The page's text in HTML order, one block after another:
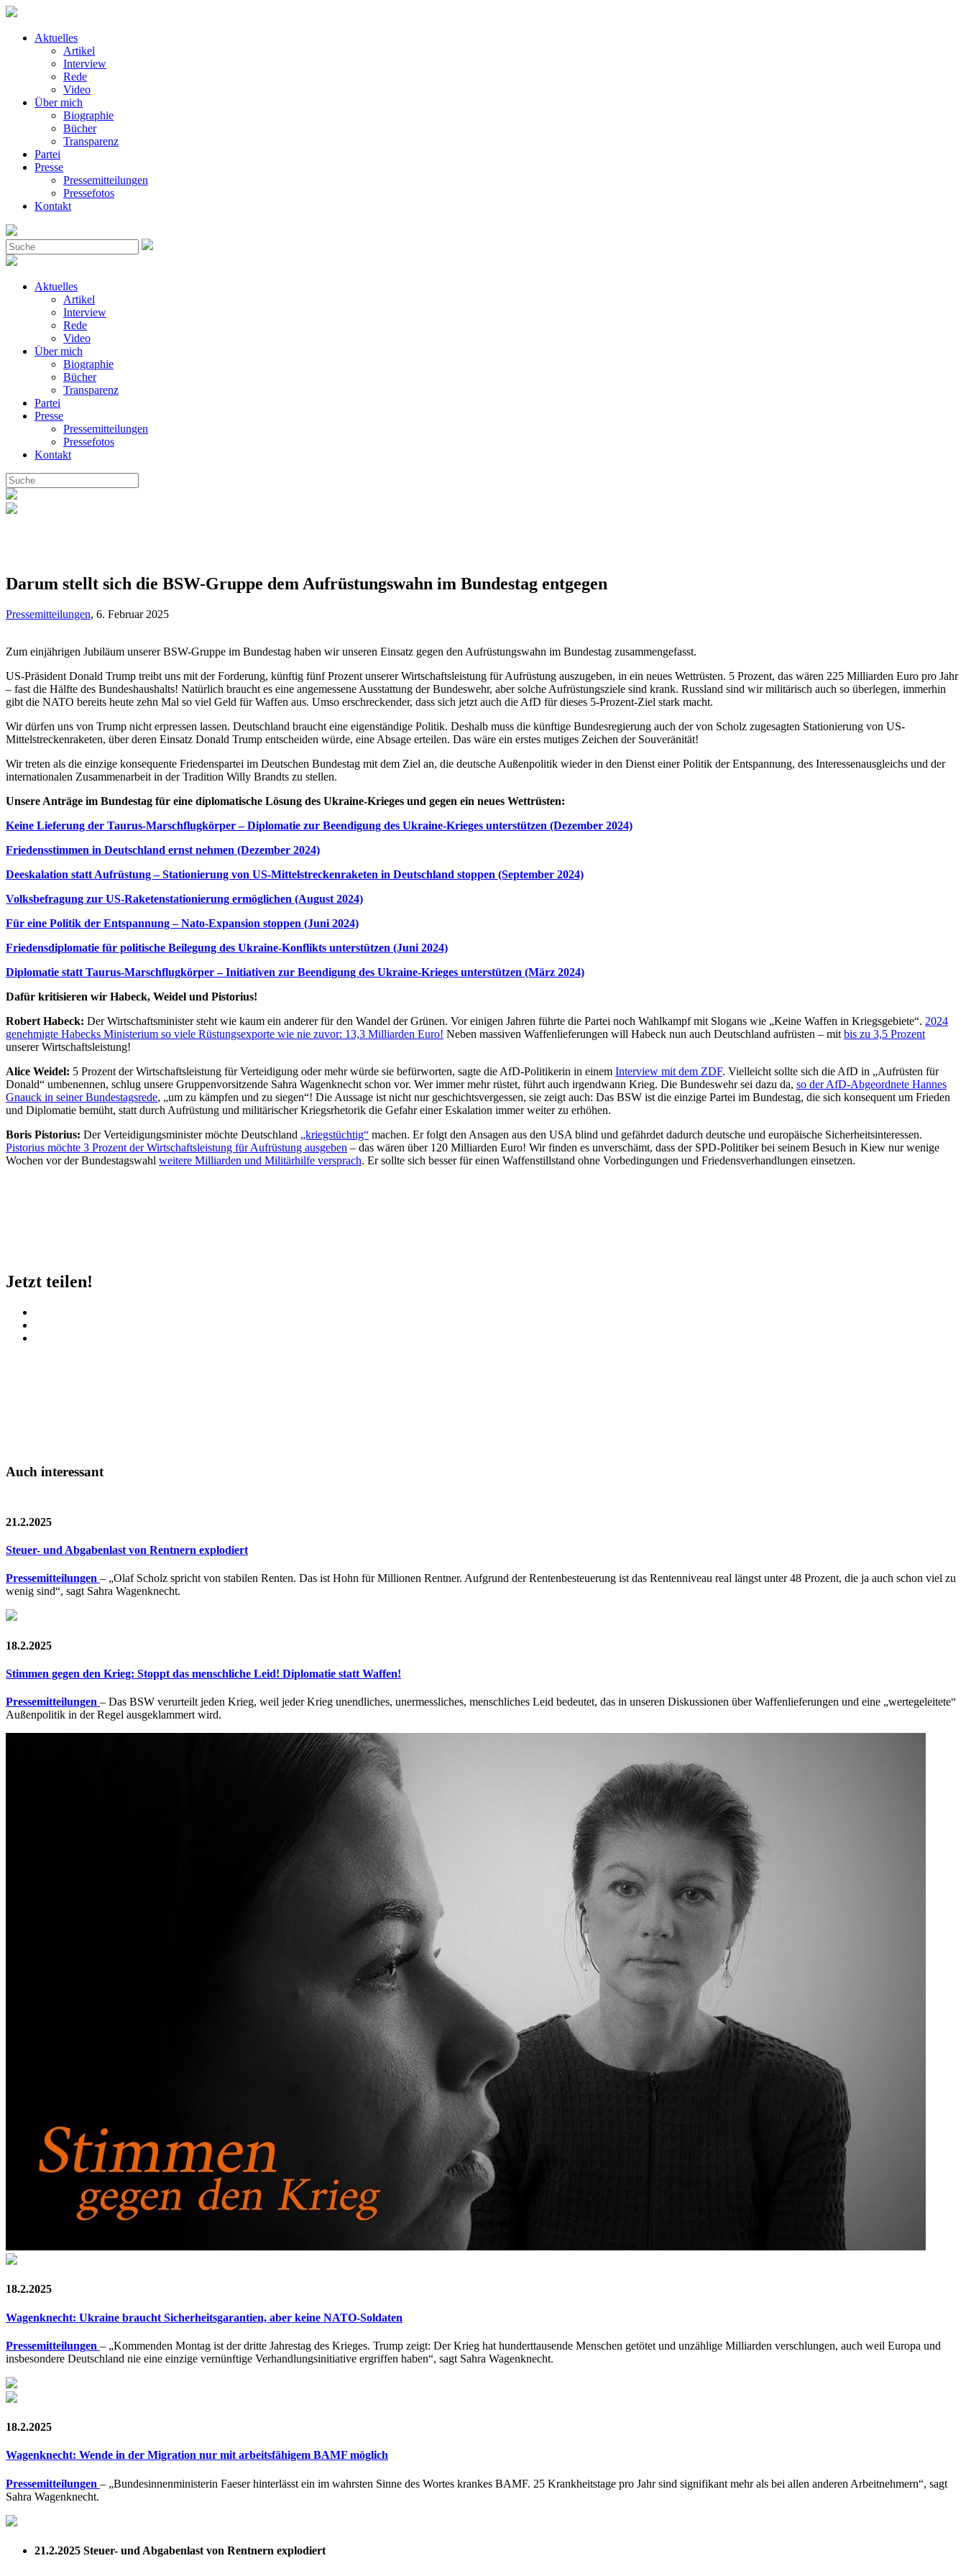
Aktuelles
Artikel
Interview
Rede
Video
Über mich
Biographie
Bücher
Transparenz
Partei
Presse
Pressemitteilungen
Pressefotos
Kontakt
Aktuelles
Artikel
Interview
Rede
Video
Über mich
Biographie
Bücher
Transparenz
Partei
Presse
Pressemitteilungen
Pressefotos
Kontakt
Darum stellt sich die BSW-Gruppe dem Aufrüstungswahn im Bundestag entgegen
Pressemitteilungen, 6. Februar 2025
Zum einjährigen Jubiläum unserer BSW-Gruppe im Bundestag haben wir unseren Einsatz gegen den Aufrüstungswahn im Bundestag zusammengefasst.
US-Präsident Donald Trump treibt uns mit der Forderung, künftig fünf Prozent unserer Wirtschaftsleistung für Aufrüstung auszugeben, in ein neues Wettrüsten. 5 Prozent, das wären 225 Milliarden Euro pro Jahr
– fast die Hälfte des Bundeshaushalts! Natürlich braucht es eine angemessene Ausstattung der Bundeswehr, aber solche Aufrüstungsziele sind krank. Russland sind wir militärisch auch so überlegen, immerhin
gibt die NATO bereits heute zehn Mal so viel Geld für Waffen aus. Umso erschreckender, dass sich jetzt auch die AfD für dieses 5-Prozent-Ziel stark macht.
Wir dürfen uns von Trump nicht erpressen lassen. Deutschland braucht eine eigenständige Politik. Deshalb muss die künftige Bundesregierung auch der von Scholz zugesagten Stationierung von US-
Mittelstreckenraketen, über deren Einsatz Donald Trump entscheiden würde, eine Absage erteilen. Das wäre ein erstes mutiges Zeichen der Souveränität!
Wir treten als die einzige konsequente Friedenspartei im Deutschen Bundestag mit dem Ziel an, die deutsche Außenpolitik wieder in den Dienst einer Politik der Entspannung, des Interessenausgleichs und der
internationalen Zusammenarbeit in der Tradition Willy Brandts zu stellen.
Unsere Anträge im Bundestag für eine diplomatische Lösung des Ukraine-Krieges und gegen ein neues Wettrüsten:
Keine Lieferung der Taurus-Marschflugkörper – Diplomatie zur Beendigung des Ukraine-Krieges unterstützen (Dezember 2024)
Friedensstimmen in Deutschland ernst nehmen (Dezember 2024)
Deeskalation statt Aufrüstung – Stationierung von US-Mittelstreckenraketen in Deutschland stoppen (September 2024)
Volksbefragung zur US-Raketenstationierung ermöglichen (August 2024)
Für eine Politik der Entspannung – Nato-Expansion stoppen (Juni 2024)
Friedensdiplomatie für politische Beilegung des Ukraine-Konflikts unterstützen (Juni 2024)
Diplomatie statt Taurus-Marschflugkörper – Initiativen zur Beendigung des Ukraine-Krieges unterstützen (März 2024)
Dafür kritisieren wir Habeck, Weidel und Pistorius!
Robert Habeck: Der Wirtschaftsminister steht wie kaum ein anderer für den Wandel der Grünen. Vor einigen Jahren führte die Partei noch Wahlkampf mit Slogans wie „Keine Waffen in Kriegsgebiete“. 2024
genehmigte Habecks Ministerium so viele Rüstungsexporte wie nie zuvor: 13,3 Milliarden Euro! Neben massiven Waffenlieferungen will Habeck nun auch Deutschland aufrüsten – mit bis zu 3,5 Prozent
unserer Wirtschaftsleistung!
Alice Weidel: 5 Prozent der Wirtschaftsleistung für Verteidigung oder mehr würde sie befürworten, sagte die AfD-Politikerin in einem Interview mit dem ZDF. Vielleicht sollte sich die AfD in „Aufrüsten für
Donald“ umbenennen, schlug unsere Gruppenvorsitzende Sahra Wagenknecht schon vor. Wer immer mehr rüstet, führt auch irgendwann Krieg. Die Bundeswehr sei dazu da, so der AfD-Abgeordnete Hannes
Gnauck in seiner Bundestagsrede, „um zu kämpfen und zu siegen“! Die Aussage ist nicht nur geschichtsvergessen, sie zeigt auch: Das BSW ist die einzige Partei im Bundestag, die sich konsequent um Frieden
und Diplomatie bemüht, statt durch Aufrüstung und militärischer Kriegsrhetorik die Gefahr einer Eskalation immer weiter zu erhöhen.
Boris Pistorius: Der Verteidigungsminister möchte Deutschland „kriegstüchtig“ machen. Er folgt den Ansagen aus den USA blind und gefährdet dadurch deutsche und europäische Sicherheitsinteressen.
Pistorius möchte 3 Prozent der Wirtschaftsleistung für Aufrüstung ausgeben – das wären über 120 Milliarden Euro! Wir finden es unverschämt, dass der SPD-Politiker bei seinem Besuch in Kiew nur wenige
Wochen vor der Bundestagswahl weitere Milliarden und Militärhilfe versprach. Er sollte sich besser für einen Waffenstillstand ohne Vorbedingungen und Friedensverhandlungen einsetzen.
Jetzt teilen!
Auch interessant
21.2.2025
Steuer- und Abgabenlast von Rentnern explodiert
Pressemitteilungen – „Olaf Scholz spricht von stabilen Renten. Das ist Hohn für Millionen Rentner. Aufgrund der Rentenbesteuerung ist das Rentenniveau real längst unter 48 Prozent, die ja auch schon viel zu
wenig sind“, sagt Sahra Wagenknecht.
18.2.2025
Stimmen gegen den Krieg: Stoppt das menschliche Leid! Diplomatie statt Waffen!
Pressemitteilungen – Das BSW verurteilt jeden Krieg, weil jeder Krieg unendliches, unermessliches, menschliches Leid bedeutet, das in unseren Diskussionen über Waffenlieferungen und eine „wertegeleitete“
Außenpolitik in der Regel ausgeklammert wird.
18.2.2025
Wagenknecht: Ukraine braucht Sicherheitsgarantien, aber keine NATO-Soldaten
Pressemitteilungen – „Kommenden Montag ist der dritte Jahrestag des Krieges. Trump zeigt: Der Krieg hat hunderttausende Menschen getötet und unzählige Milliarden verschlungen, auch weil Europa und
insbesondere Deutschland nie eine einzige vernünftige Verhandlungsinitiative ergriffen haben“, sagt Sahra Wagenknecht.
18.2.2025
Wagenknecht: Wende in der Migration nur mit arbeitsfähigem BAMF möglich
Pressemitteilungen – „Bundesinnenministerin Faeser hinterlässt ein im wahrsten Sinne des Wortes krankes BAMF. 25 Krankheitstage pro Jahr sind signifikant mehr als bei allen anderen Arbeitnehmern“, sagt
Sahra Wagenknecht.
21.2.2025 Steuer- und Abgabenlast von Rentnern explodiert